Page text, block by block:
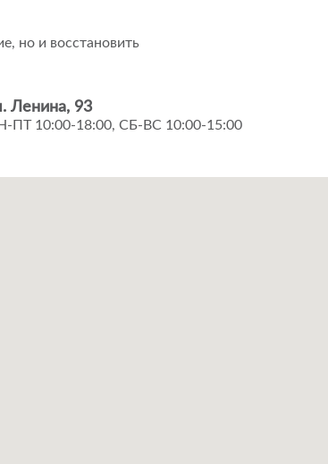
но и восстановить
Ленина, 93
ПТ 10:00-18:00, СБ-ВС 10:00-15:00